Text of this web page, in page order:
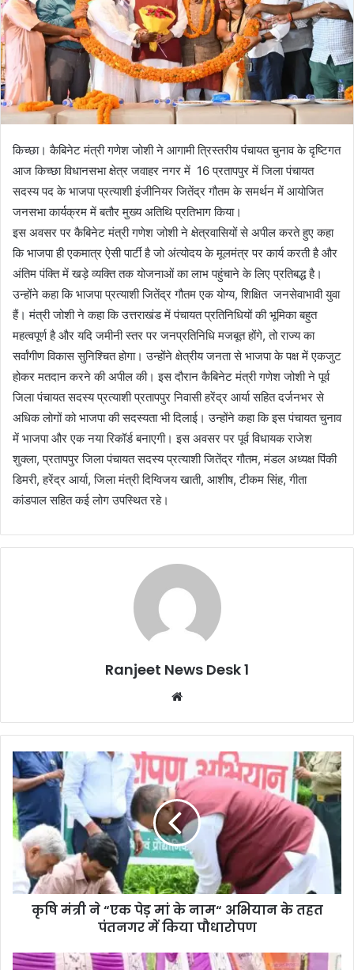
a
i
l
किच्छा। कैबिनेट मंत्री गणेश जोशी ने आगामी त्रिस्तरीय पंचायत चुनाव के दृष्टिगत
आज किच्छा विधानसभा क्षेत्र जवाहर नगर में 16 प्रतापपुर में जिला पंचायत
सदस्य पद के भाजपा प्रत्याशी इंजीनियर जितेंद्र गौतम के समर्थन में आयोजित
जनसभा कार्यक्रम में बतौर मुख्य अतिथि प्रतिभाग किया।
इस अवसर पर कैबिनेट मंत्री गणेश जोशी ने क्षेत्रवासियों से अपील करते हुए कहा
कि भाजपा ही एकमात्र ऐसी पार्टी है जो अंत्योदय के मूलमंत्र पर कार्य करती है और
अंतिम पंक्ति में खड़े व्यक्ति तक योजनाओं का लाभ पहुंचाने के लिए प्रतिबद्ध है।
उन्होंने कहा कि भाजपा प्रत्याशी जितेंद्र गौतम एक योग्य, शिक्षित जनसेवाभावी युवा
हैं। मंत्री जोशी ने कहा कि उत्तराखंड में पंचायत प्रतिनिधियों की भूमिका बहुत
महत्वपूर्ण है और यदि जमीनी स्तर पर जनप्रतिनिधि मजबूत होंगे, तो राज्य का
सर्वांगीण विकास सुनिश्चित होगा। उन्होंने क्षेत्रीय जनता से भाजपा के पक्ष में एकजुट
होकर मतदान करने की अपील की। इस दौरान कैबिनेट मंत्री गणेश जोशी ने पूर्व
जिला पंचायत सदस्य प्रत्याशी प्रतापपुर निवासी हरेंद्र आर्या सहित दर्जनभर से
अधिक लोगों को भाजपा की सदस्यता भी दिलाई। उन्होंने कहा कि इस पंचायत चुनाव
में भाजपा और एक नया रिकॉर्ड बनाएगी। इस अवसर पर पूर्व विधायक राजेश
शुक्ला, प्रतापपुर जिला पंचायत सदस्य प्रत्याशी जितेंद्र गौतम, मंडल अध्यक्ष पिंकी
डिमरी, हरेंद्र आर्या, जिला मंत्री दिग्विजय खाती, आशीष, टीकम सिंह, गीता
कांडपाल सहित कई लोग उपस्थित रहे।
Ranjeet News Desk 1
te
कृषि मंत्री ने “एक पेड़ मां के नाम“ अभियान के तहत
पंतनगर में किया पौधारोपण